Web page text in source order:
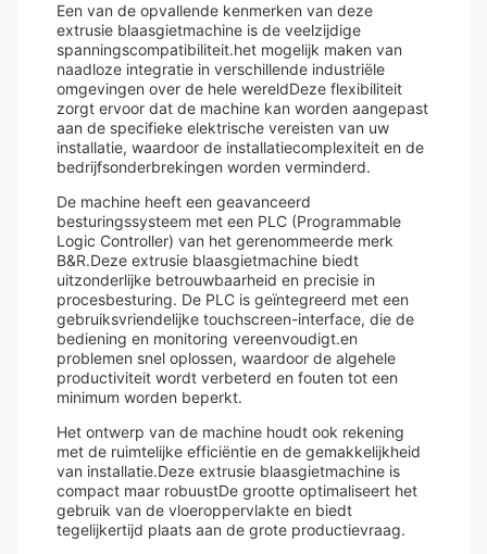
Een van de opvallende kenmerken van deze
extrusie blaasgietmachine is de veelzijdige
spanningscompatibiliteit.het mogelijk maken van
naadloze integratie in verschillende industriële
omgevingen over de hele wereldDeze flexibiliteit
zorgt ervoor dat de machine kan worden aangepast
aan de specifieke elektrische vereisten van uw
installatie, waardoor de installatiecomplexiteit en de
bedrijfsonderbrekingen worden verminderd.
De machine heeft een geavanceerd
besturingssysteem met een PLC (Programmable
Logic Controller) van het gerenommeerde merk
B&R.Deze extrusie blaasgietmachine biedt
uitzonderlijke betrouwbaarheid en precisie in
procesbesturing. De PLC is geïntegreerd met een
gebruiksvriendelijke touchscreen-interface, die de
bediening en monitoring vereenvoudigt.en
problemen snel oplossen, waardoor de algehele
productiviteit wordt verbeterd en fouten tot een
minimum worden beperkt.
Het ontwerp van de machine houdt ook rekening
met de ruimtelijke efficiëntie en de gemakkelijkheid
van installatie.Deze extrusie blaasgietmachine is
compact maar robuustDe grootte optimaliseert het
gebruik van de vloeroppervlakte en biedt
tegelijkertijd plaats aan de grote productievraag.